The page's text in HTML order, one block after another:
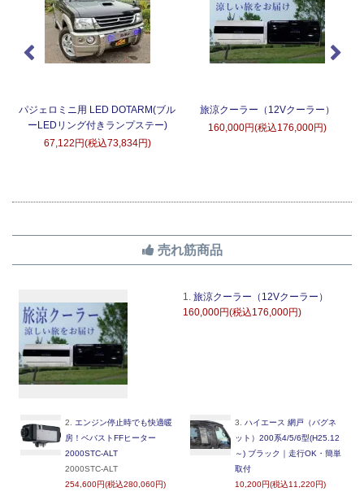
パジェロミニ用 LED DOTARM(ブル
ーLEDリング付きランプステー)
67,122円(税込73,834円)
旅涼クーラー（12Vクーラー）
160,000円(税込176,000円)
売れ筋商品
1.
旅涼クーラー（12Vクーラー）
160,000円(税込176,000円)
2.
エンジン停止時でも快適暖
房！ベバストFFヒーター
2000STC-ALT
2000STC-ALT
254,600円(税込280,060円)
3.
ハイエース 網戸（バグネ
ット）200系4/5/6型(H25.12
～) ブラック｜走行OK・簡単
取付
10,200円(税込11,220円)